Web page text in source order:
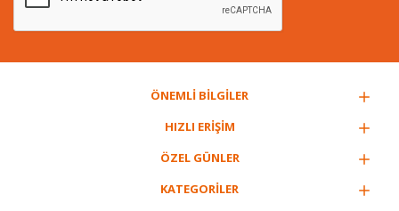
ÖNEMLİ BİLGİLER
HIZLI ERİŞİM
ÖZEL GÜNLER
KATEGORİLER